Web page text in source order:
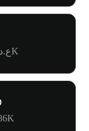
konversi 1 MRVLON ke ع.د278.22K